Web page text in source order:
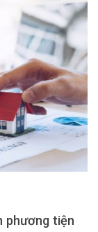
phương tiện